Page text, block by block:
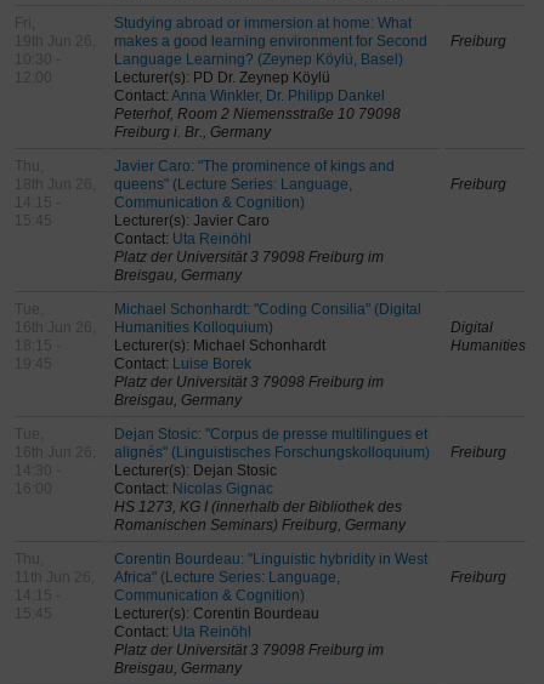
Fri,
19th Jun 26,
10:30 -
12:00
Studying abroad or immersion at home: What
makes a good learning environment for Second
Language Learning? (Zeynep Köylü, Basel)
Lecturer(s): PD Dr. Zeynep Köylü
Contact: Anna Winkler, Dr. Philipp Dankel
Peterhof, Room 2 Niemensstraße 10 79098
Freiburg i. Br., Germany
Freiburg
Thu,
18th Jun 26,
14:15 -
15:45
Javier Caro: "The prominence of kings and
queens" (Lecture Series: Language,
Communication & Cognition)
Lecturer(s): Javier Caro
Contact: Uta Reinöhl
Platz der Universität 3 79098 Freiburg im
Breisgau, Germany
Freiburg
Tue,
16th Jun 26,
18:15 -
19:45
Michael Schonhardt: "Coding Consilia" (Digital
Humanities Kolloquium)
Lecturer(s): Michael Schonhardt
Contact: Luise Borek
Platz der Universität 3 79098 Freiburg im
Breisgau, Germany
Digital
Humanities
Tue,
16th Jun 26,
14:30 -
16:00
Dejan Stosic: "Corpus de presse multilingues et
alignés" (Linguistisches Forschungskolloquium)
Lecturer(s): Dejan Stosic
Contact: Nicolas Gignac
HS 1273, KG I (innerhalb der Bibliothek des
Romanischen Seminars) Freiburg, Germany
Freiburg
Thu,
11th Jun 26,
14:15 -
15:45
Corentin Bourdeau: "Linguistic hybridity in West
Africa" (Lecture Series: Language,
Communication & Cognition)
Lecturer(s): Corentin Bourdeau
Contact: Uta Reinöhl
Platz der Universität 3 79098 Freiburg im
Breisgau, Germany
Freiburg